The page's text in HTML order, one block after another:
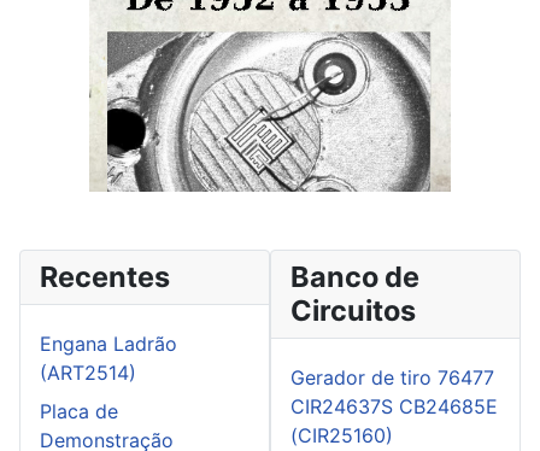
Recentes
Engana Ladrão
(ART2514)
Placa de
Demonstração
Banco de
Circuitos
Gerador de tiro 76477
CIR24637S CB24685E
(CIR25160)